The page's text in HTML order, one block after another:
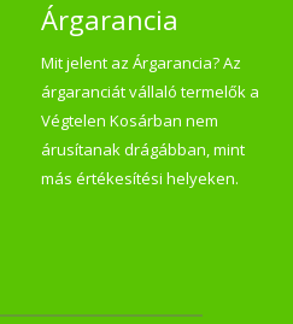
Árgarancia
Mit jelent az Árgarancia? Az
árgaranciát vállaló termelők a
Végtelen Kosárban nem
árusítanak drágábban, mint
más értékesítési helyeken.